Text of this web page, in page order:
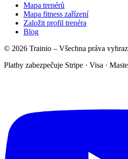
Mapa trenérů
Mapa fitness zařízení
Založit profil trenéra
Blog
© 2026 Trainio – Všechna práva
Platby zabezpečuje Stripe · Visa ·